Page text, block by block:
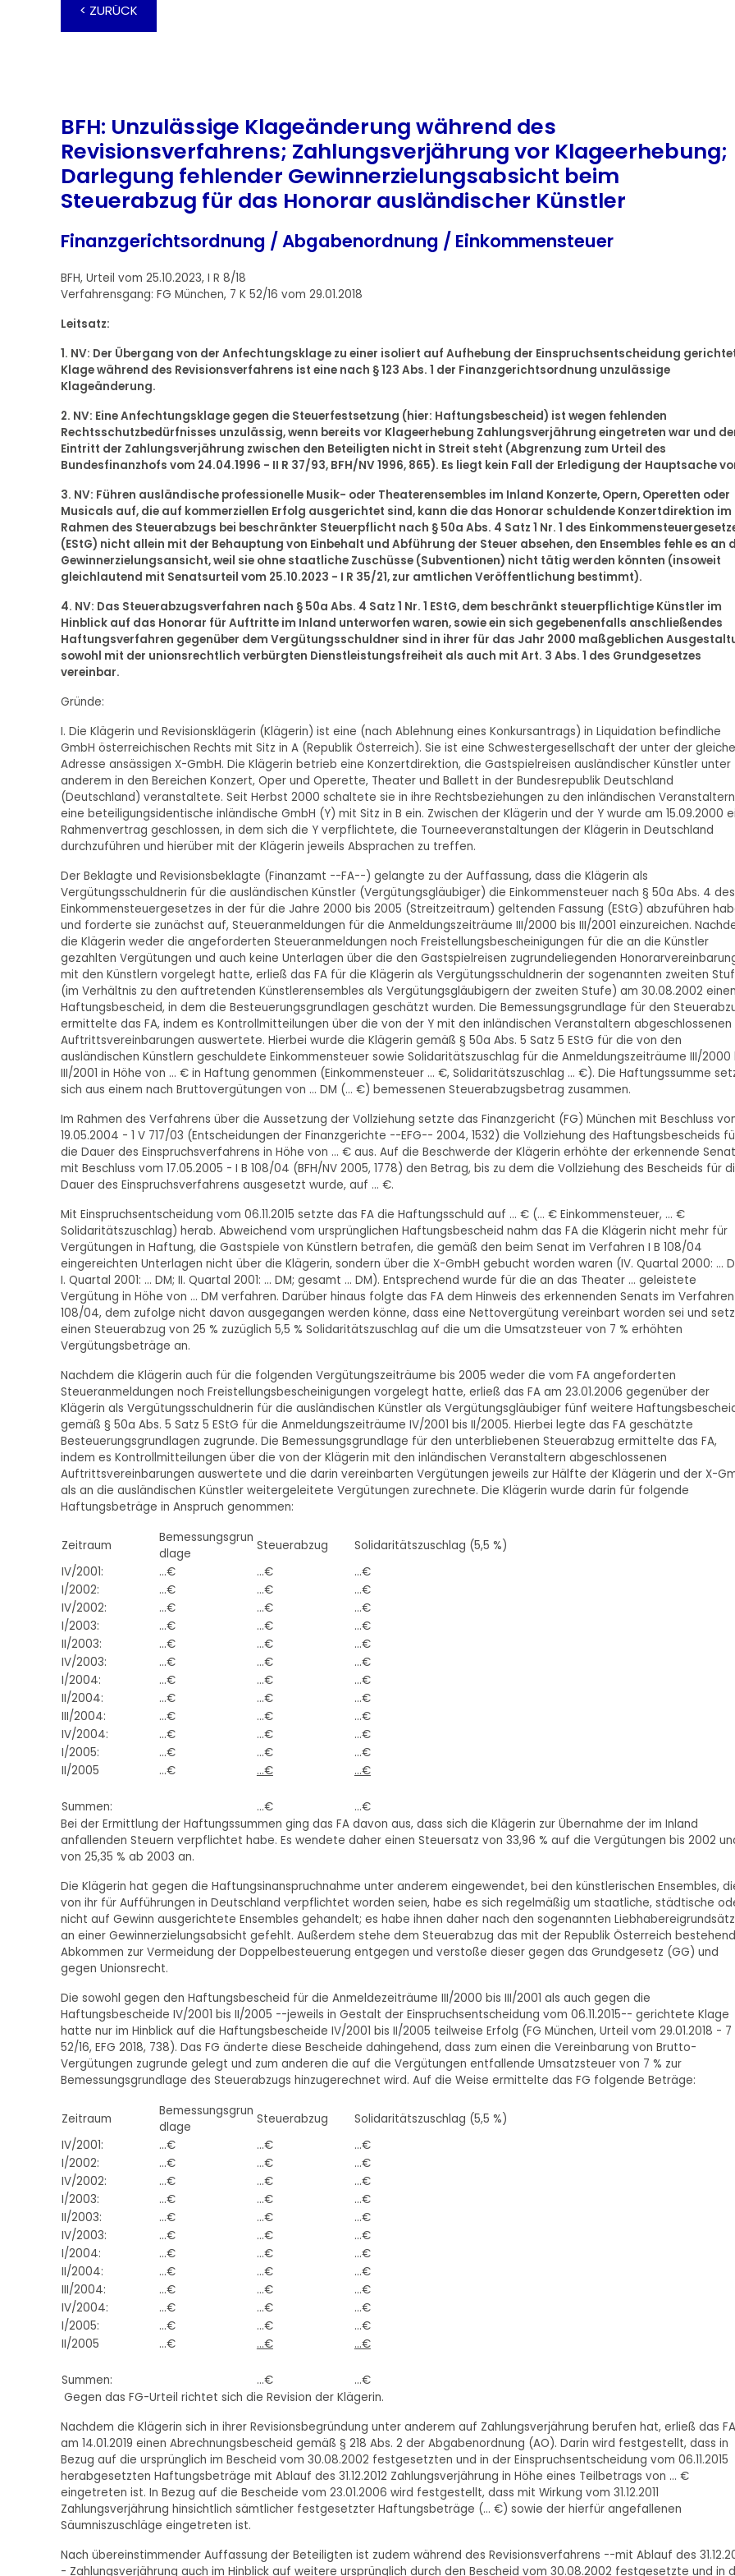
< ZURÜCK
BFH: Unzulässige Klageänderung während des
Revisionsverfahrens; Zahlungsverjährung vor Klageerhebung;
Darlegung fehlender Gewinnerzielungsabsicht beim
Steuerabzug für das Honorar ausländischer Künstler
Finanzgerichtsordnung / Abgabenordnung / Einkommensteuer
BFH, Urteil vom 25.10.2023, I R 8/18
Verfahrensgang: FG München, 7 K 52/16 vom 29.01.2018
Leitsatz:
1. NV: Der Übergang von der Anfechtungsklage zu einer isoliert auf Aufhebung der Einspruchsentscheidung
Klage während des Revisionsverfahrens ist eine nach § 123 Abs. 1 der Finanzgerichtsordnung unzulässige
Klageänderung.
2. NV: Eine Anfechtungsklage gegen die Steuerfestsetzung (hier: Haftungsbescheid) ist wegen fehlenden
Rechtsschutzbedürfnisses unzulässig, wenn bereits vor Klageerhebung Zahlungsverjährung eingetreten war und
Eintritt der Zahlungsverjährung zwischen den Beteiligten nicht in Streit steht (Abgrenzung zum Urteil des
Bundesfinanzhofs vom 24.04.1996 - II R 37/93, BFH/NV 1996, 865). Es liegt kein Fall der Erledigung der Hauptsache
3. NV: Führen ausländische professionelle Musik- oder Theaterensembles im Inland Konzerte, Opern, Operetten oder
Musicals auf, die auf kommerziellen Erfolg ausgerichtet sind, kann die das Honorar schuldende Konzertdirektion im
Rahmen des Steuerabzugs bei beschränkter Steuerpflicht nach § 50a Abs. 4 Satz 1 Nr. 1 des
(EStG) nicht allein mit der Behauptung von Einbehalt und Abführung der Steuer absehen, den Ensembles fehle es an
Gewinnerzielungsansicht, weil sie ohne staatliche Zuschüsse (Subventionen) nicht tätig werden könnten (insoweit
gleichlautend mit Senatsurteil vom 25.10.2023 - I R 35/21, zur amtlichen Veröffentlichung bestimmt).
4. NV: Das Steuerabzugsverfahren nach § 50a Abs. 4 Satz 1 Nr. 1 EStG, dem beschränkt steuerpflichtige Künstler im
Hinblick auf das Honorar für Auftritte im Inland unterworfen waren, sowie ein sich gegebenenfalls anschließendes
Haftungsverfahren gegenüber dem Vergütungsschuldner sind in ihrer für das Jahr 2000 maßgeblichen
sowohl mit der unionsrechtlich verbürgten Dienstleistungsfreiheit als auch mit Art. 3 Abs. 1 des Grundgesetzes
vereinbar.
Gründe:
I. Die Klägerin und Revisionsklägerin (Klägerin) ist eine (nach Ablehnung eines Konkursantrags) in Liquidation befindliche
GmbH österreichischen Rechts mit Sitz in A (Republik Österreich). Sie ist eine Schwestergesellschaft der unter der
Adresse ansässigen X-GmbH. Die Klägerin betrieb eine Konzertdirektion, die Gastspielreisen ausländischer Künstler unter
anderem in den Bereichen Konzert, Oper und Operette, Theater und Ballett in der Bundesrepublik Deutschland
(Deutschland) veranstaltete. Seit Herbst 2000 schaltete sie in ihre Rechtsbeziehungen zu den inländischen Veranstaltern
eine beteiligungsidentische inländische GmbH (Y) mit Sitz in B ein. Zwischen der Klägerin und der Y wurde am 15.09.2000
Rahmenvertrag geschlossen, in dem sich die Y verpflichtete, die Tourneeveranstaltungen der Klägerin in Deutschland
durchzuführen und hierüber mit der Klägerin jeweils Absprachen zu treffen.
Der Beklagte und Revisionsbeklagte (Finanzamt --FA--) gelangte zu der Auffassung, dass die Klägerin als
Vergütungsschuldnerin für die ausländischen Künstler (Vergütungsgläubiger) die Einkommensteuer nach § 50a Abs. 4 des
Einkommensteuergesetzes in der für die Jahre 2000 bis 2005 (Streitzeitraum) geltenden Fassung (EStG) abzuführen
und forderte sie zunächst auf, Steueranmeldungen für die Anmeldungszeiträume III/2000 bis III/2001 einzureichen.
die Klägerin weder die angeforderten Steueranmeldungen noch Freistellungsbescheinigungen für die an die Künstler
gezahlten Vergütungen und auch keine Unterlagen über die den Gastspielreisen zugrundeliegenden
mit den Künstlern vorgelegt hatte, erließ das FA für die Klägerin als Vergütungsschuldnerin der sogenannten zweiten
(im Verhältnis zu den auftretenden Künstlerensembles als Vergütungsgläubigern der zweiten Stufe) am 30.08.2002
Haftungsbescheid, in dem die Besteuerungsgrundlagen geschätzt wurden. Die Bemessungsgrundlage für den
ermittelte das FA, indem es Kontrollmitteilungen über die von der Y mit den inländischen Veranstaltern abgeschlossenen
Auftrittsvereinbarungen auswertete. Hierbei wurde die Klägerin gemäß § 50a Abs. 5 Satz 5 EStG für die von den
ausländischen Künstlern geschuldete Einkommensteuer sowie Solidaritätszuschlag für die Anmeldungszeiträume III/2000
III/2001 in Höhe von ... € in Haftung genommen (Einkommensteuer ... €, Solidaritätszuschlag ... €). Die Haftungssumme
sich aus einem nach Bruttovergütungen von ... DM (... €) bemessenen Steuerabzugsbetrag zusammen.
Im Rahmen des Verfahrens über die Aussetzung der Vollziehung setzte das Finanzgericht (FG) München mit Beschluss
19.05.2004 - 1 V 717/03 (Entscheidungen der Finanzgerichte --EFG-- 2004, 1532) die Vollziehung des Haftungsbescheids
die Dauer des Einspruchsverfahrens in Höhe von ... € aus. Auf die Beschwerde der Klägerin erhöhte der erkennende Senat
mit Beschluss vom 17.05.2005 - I B 108/04 (BFH/NV 2005, 1778) den Betrag, bis zu dem die Vollziehung des Bescheids für
Dauer des Einspruchsverfahrens ausgesetzt wurde, auf ... €.
Mit Einspruchsentscheidung vom 06.11.2015 setzte das FA die Haftungsschuld auf ... € (... € Einkommensteuer, ... €
Solidaritätszuschlag) herab. Abweichend vom ursprünglichen Haftungsbescheid nahm das FA die Klägerin nicht mehr für
Vergütungen in Haftung, die Gastspiele von Künstlern betrafen, die gemäß den beim Senat im Verfahren I B 108/04
eingereichten Unterlagen nicht über die Klägerin, sondern über die X-GmbH gebucht worden waren (IV. Quartal 2000: ...
I. Quartal 2001: ... DM; II. Quartal 2001: ... DM; gesamt ... DM). Entsprechend wurde für die an das Theater ... geleistete
Vergütung in Höhe von ... DM verfahren. Darüber hinaus folgte das FA dem Hinweis des erkennenden Senats im Verfahren
108/04, dem zufolge nicht davon ausgegangen werden könne, dass eine Nettovergütung vereinbart worden sei und
einen Steuerabzug von 25 % zuzüglich 5,5 % Solidaritätszuschlag auf die um die Umsatzsteuer von 7 % erhöhten
Vergütungsbeträge an.
Nachdem die Klägerin auch für die folgenden Vergütungszeiträume bis 2005 weder die vom FA angeforderten
Steueranmeldungen noch Freistellungsbescheinigungen vorgelegt hatte, erließ das FA am 23.01.2006 gegenüber der
Klägerin als Vergütungsschuldnerin für die ausländischen Künstler als Vergütungsgläubiger fünf weitere
gemäß § 50a Abs. 5 Satz 5 EStG für die Anmeldungszeiträume IV/2001 bis II/2005. Hierbei legte das FA geschätzte
Besteuerungsgrundlagen zugrunde. Die Bemessungsgrundlage für den unterbliebenen Steuerabzug ermittelte das FA,
indem es Kontrollmitteilungen über die von der Klägerin mit den inländischen Veranstaltern abgeschlossenen
Auftrittsvereinbarungen auswertete und die darin vereinbarten Vergütungen jeweils zur Hälfte der Klägerin und der X-
als an die ausländischen Künstler weitergeleitete Vergütungen zurechnete. Die Klägerin wurde darin für folgende
Haftungsbeträge in Anspruch genommen:
Zeitraum
Bemessungsgrun
dlage
Steuerabzug
Solidaritätszuschlag (5,5 %)
IV/2001:
...€ ...€
...€
I/2002:
...€ ...€
...€
IV/2002:
...€ ...€
...€
I/2003:
...€ ...€
...€
II/2003:
...€ ...€
...€
IV/2003:
...€ ...€
...€
I/2004:
...€ ...€
...€
II/2004:
...€ ...€
...€
III/2004:
...€ ...€
...€
IV/2004:
...€ ...€
...€
I/2005:
...€ ...€
...€
II/2005
...€ ...€ ...€
Summen: ...€
...€
Bei der Ermittlung der Haftungssummen ging das FA davon aus, dass sich die Klägerin zur Übernahme der im Inland
anfallenden Steuern verpflichtet habe. Es wendete daher einen Steuersatz von 33,96 % auf die Vergütungen bis 2002
von 25,35 % ab 2003 an.
Die Klägerin hat gegen die Haftungsinanspruchnahme unter anderem eingewendet, bei den künstlerischen Ensembles,
von ihr für Aufführungen in Deutschland verpflichtet worden seien, habe es sich regelmäßig um staatliche, städtische
nicht auf Gewinn ausgerichtete Ensembles gehandelt; es habe ihnen daher nach den sogenannten
an einer Gewinnerzielungsabsicht gefehlt. Außerdem stehe dem Steuerabzug das mit der Republik Österreich
Abkommen zur Vermeidung der Doppelbesteuerung entgegen und verstoße dieser gegen das Grundgesetz (GG) und
gegen Unionsrecht.
Die sowohl gegen den Haftungsbescheid für die Anmeldezeiträume III/2000 bis III/2001 als auch gegen die
Haftungsbescheide IV/2001 bis II/2005 --jeweils in Gestalt der Einspruchsentscheidung vom 06.11.2015-- gerichtete Klage
hatte nur im Hinblick auf die Haftungsbescheide IV/2001 bis II/2005 teilweise Erfolg (FG München, Urteil vom 29.01.2018 - 7
52/16, EFG 2018, 738). Das FG änderte diese Bescheide dahingehend, dass zum einen die Vereinbarung von Brutto-
Vergütungen zugrunde gelegt und zum anderen die auf die Vergütungen entfallende Umsatzsteuer von 7 % zur
Bemessungsgrundlage des Steuerabzugs hinzugerechnet wird. Auf die Weise ermittelte das FG folgende Beträge:
Zeitraum
Bemessungsgrun
dlage
Steuerabzug
Solidaritätszuschlag (5,5 %)
IV/2001:
...€ ...€
...€
I/2002:
...€ ...€
...€
IV/2002:
...€ ...€
...€
I/2003:
...€ ...€
...€
II/2003:
...€ ...€
...€
IV/2003:
...€ ...€
...€
I/2004:
...€ ...€
...€
II/2004:
...€ ...€
...€
III/2004:
...€ ...€
...€
IV/2004:
...€ ...€
...€
I/2005:
...€ ...€
...€
II/2005
...€ ...€ ...€
Summen: ...€
...€
Gegen das FG-Urteil richtet sich die Revision der Klägerin.
Nachdem die Klägerin sich in ihrer Revisionsbegründung unter anderem auf Zahlungsverjährung berufen hat, erließ das FA
am 14.01.2019 einen Abrechnungsbescheid gemäß § 218 Abs. 2 der Abgabenordnung (AO). Darin wird festgestellt, dass in
Bezug auf die ursprünglich im Bescheid vom 30.08.2002 festgesetzten und in der Einspruchsentscheidung vom 06.11.2015
herabgesetzten Haftungsbeträge mit Ablauf des 31.12.2012 Zahlungsverjährung in Höhe eines Teilbetrags von ... €
eingetreten ist. In Bezug auf die Bescheide vom 23.01.2006 wird festgestellt, dass mit Wirkung vom 31.12.2011
Zahlungsverjährung hinsichtlich sämtlicher festgesetzter Haftungsbeträge (... €) sowie der hierfür angefallenen
Säumniszuschläge eingetreten ist.
Nach übereinstimmender Auffassung der Beteiligten ist zudem während des Revisionsverfahrens --mit Ablauf des
- Zahlungsverjährung auch im Hinblick auf weitere ursprünglich durch den Bescheid vom 30.08.2002 festgesetzte und in